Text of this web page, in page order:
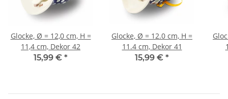
Glocke, Ø = 12,0 cm, H =
11,4 cm, Dekor 42
15,99 € *
Glocke, Ø = 12.0 cm, H =
11.4 cm, Dekor 41
15,99 € *